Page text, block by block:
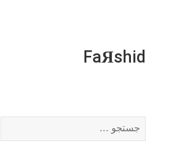
FaЯshid
جستجو
برای: